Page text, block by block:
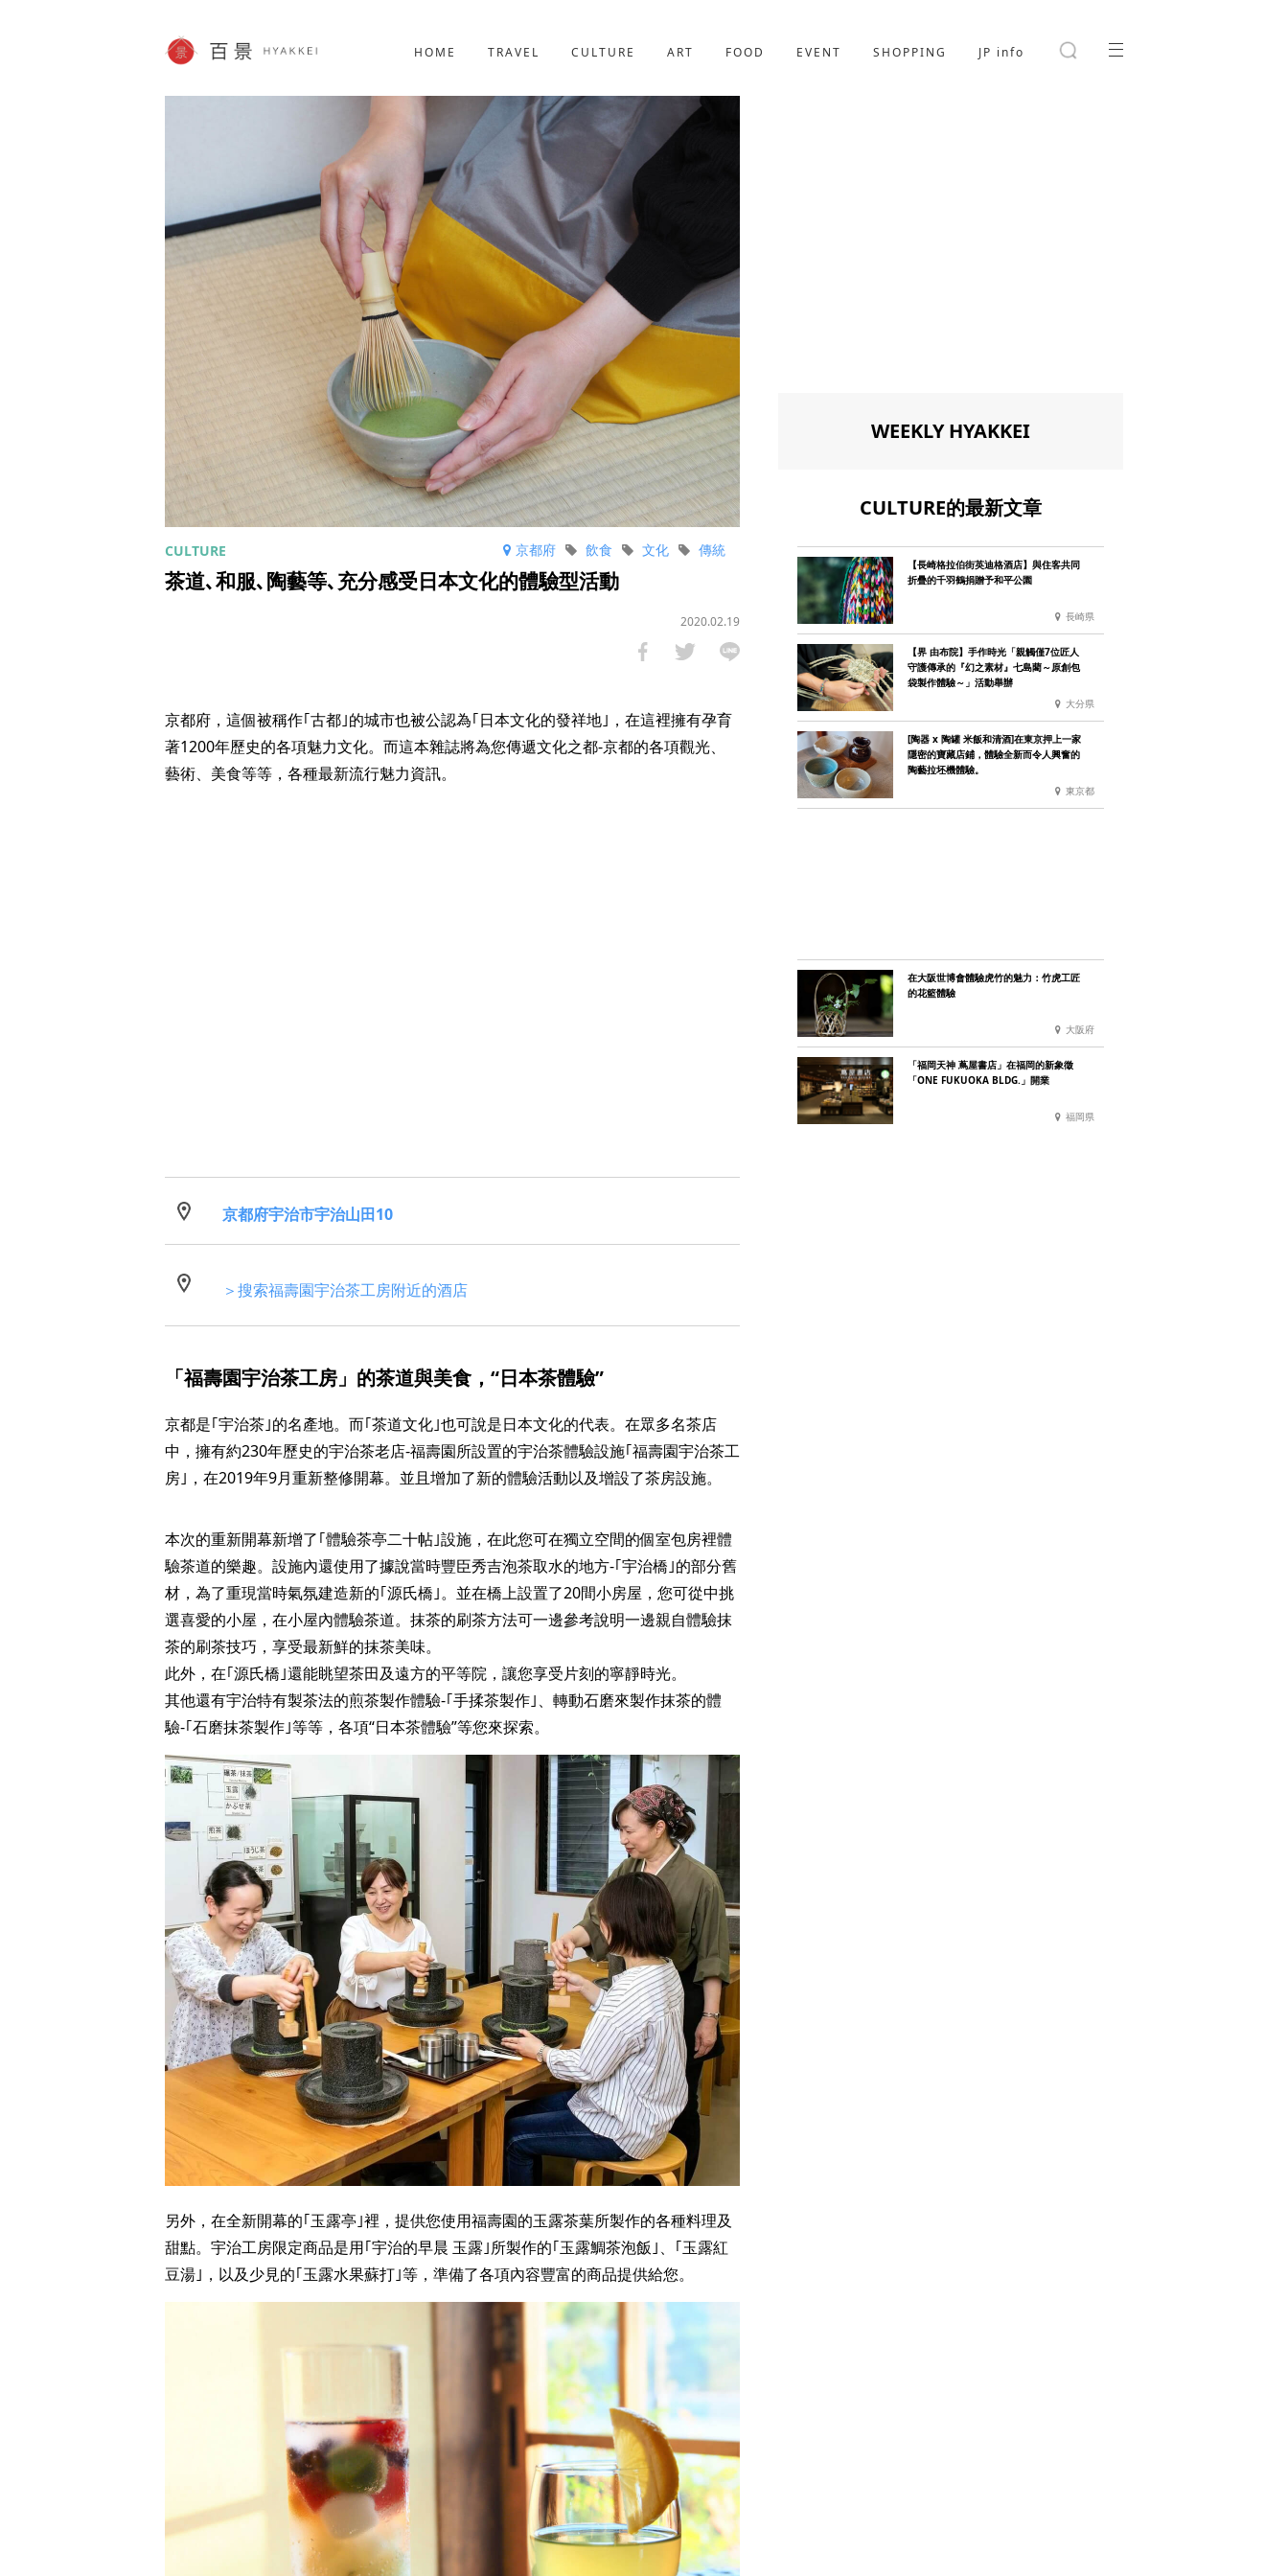
HOME TRAVEL CULTURE ART FOOD EVENT SHOPPING JP info
SHOPPING
JP info
京都府 傳統
文化
飲食
茶道､和服､陶藝等､充分感受日本文化的體驗型活動
2020.02.19
京都府，這個被稱作｢古都｣的城市也被公認為｢日本文化的發祥地｣，在這裡擁有孕育
著1200年歷史的各項魅力文化。而這本雜誌將為您傳遞文化之都‐京都的各項觀光、
藝術、美食等等，各種最新流行魅力資訊。
京都府宇治市宇治山田10
＞搜索福壽園宇治茶工房附近的酒店
「福壽園宇治茶工房」的茶道與美食，“日本茶體驗”
京都是｢宇治茶｣的名產地。而｢茶道文化｣也可說是日本文化的代表。在眾多名茶店
中，擁有約230年歷史的宇治茶老店‐福壽園所設置的宇治茶體驗設施｢福壽園宇治茶工
房｣，在2019年9月重新整修開幕。並且增加了新的體驗活動以及增設了茶房設施。
本次的重新開幕新增了｢體驗茶亭二十帖｣設施，在此您可在獨立空間的個室包房裡體
驗茶道的樂趣。設施內還使用了據說當時豐臣秀吉泡茶取水的地方‐｢宇治橋｣的部分舊
材，為了重現當時氣氛建造新的｢源氏橋｣。並在橋上設置了20間小房屋，您可從中挑
選喜愛的小屋，在小屋內體驗茶道。抹茶的刷茶方法可一邊參考說明一邊親自體驗抹
茶的刷茶技巧，享受最新鮮的抹茶美味。
此外，在｢源氏橋｣還能眺望茶田及遠方的平等院，讓您享受片刻的寧靜時光。
其他還有宇治特有製茶法的煎茶製作體驗‐｢手揉茶製作｣、轉動石磨來製作抹茶的體
驗‐｢石磨抹茶製作｣等等，各項“日本茶體驗”等您來探索。
另外，在全新開幕的｢玉露亭｣裡，提供您使用福壽園的玉露茶葉所製作的各種料理及
甜點。宇治工房限定商品是用｢宇治的早晨 玉露｣所製作的｢玉露鯛茶泡飯｣、｢玉露紅
豆湯｣，以及少見的｢玉露水果蘇打｣等，準備了各項內容豐富的商品提供給您。
WEEKLY HYAKKEI
CULTURE的最新文章
【長崎格拉伯街英迪格酒店】與住客共同
折疊的千羽鶴捐贈予和平公園
長崎県
【界 由布院】手作時光「親觸僅7位匠人
守護傳承的『幻之素材』七島藺～原創包
袋製作體驗～」活動舉辦
大分県
[陶器 x 陶罐 米飯和清酒]在東京押上一家
隱密的寶藏店鋪，體驗全新而令人興奮的
陶藝拉坯機體驗。
東京都
在大阪世博會體驗虎竹的魅力：竹虎工匠
的花籃體驗
大阪府
「福岡天神 蔦屋書店」在福岡的新象徵
「ONE FUKUOKA BLDG.」開業
福岡県